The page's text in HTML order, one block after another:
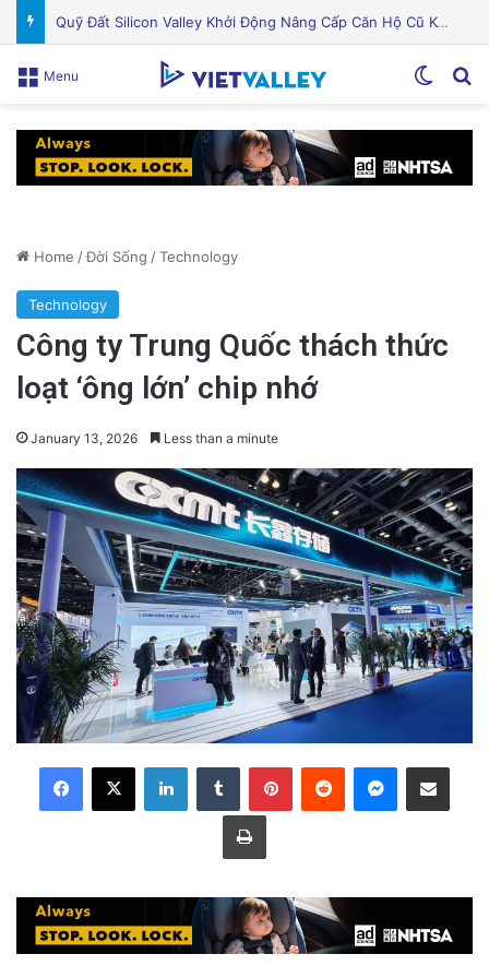
Chế độ ăn Địa Trung Hải: Thực phẩm nên ăn, lợi ích sức khỏe và cách bắt đầu hiệu quả
Menu
Home /Đời Sống /Technology
Technology
Công ty Trung Quốc thách thức
loạt ‘ông lớn’ chip nhớ
January 13, 2026 Less than a minute
LinkedInTumblr PinterestReddit Messenger
Share via Email
Print